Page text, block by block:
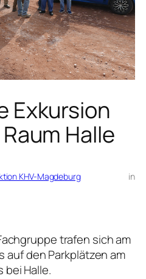
Exkursion
Halle
KHV-Magdeburg
in
trafen sich am
auf den Parkplätzen am
bei Halle.